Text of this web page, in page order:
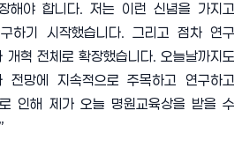
해야 합니다. 저는 이런 신념을 가지고
하기 시작했습니다. 그리고 점차 연구
혁 전체로 확장했습니다. 오늘날까지도
망에 지속적으로 주목하고 연구하고
인해 제가 오늘 명원교육상을 받을 수